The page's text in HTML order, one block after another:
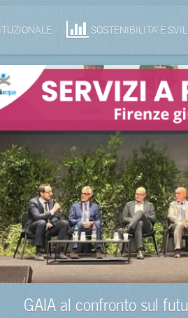
SOSTENIBILITA' E
GAIA al confronto sul